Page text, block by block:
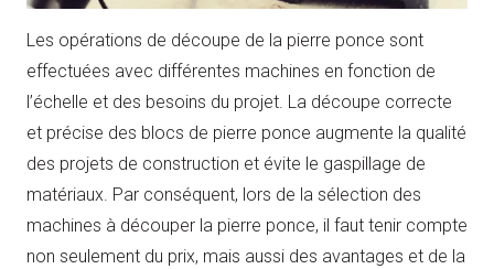
Les opérations de découpe de la pierre ponce sont
effectuées avec différentes machines en fonction de
l’échelle et des besoins du projet. La découpe correcte
et précise des blocs de pierre ponce augmente la qualité
des projets de construction et évite le gaspillage de
matériaux. Par conséquent, lors de la sélection des
machines à découper la pierre ponce, il faut tenir compte
non seulement du prix, mais aussi des avantages et de la